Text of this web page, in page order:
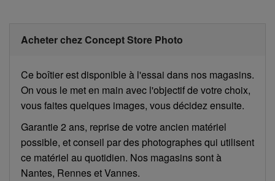
Acheter chez Concept Store Photo
Ce boîtier est disponible à l'essai dans nos magasins.
On vous le met en main avec l'objectif de votre choix,
vous faites quelques images, vous décidez ensuite.
Garantie 2 ans, reprise de votre ancien matériel
possible, et conseil par des photographes qui utilisent
ce matériel au quotidien. Nos magasins sont à
Nantes, Rennes et Vannes.